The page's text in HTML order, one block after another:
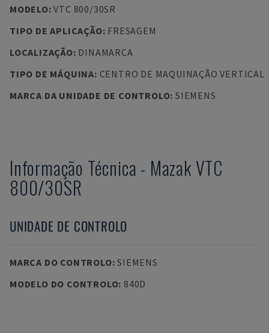
MODELO:VTC 800/30SR
TIPO DE APLICAÇÃO: FRESAGEM
LOCALIZAÇÃO: DINAMARCA
TIPO DE MÁQUINA: CENTRO DE MAQUINAÇÃO VERTICAL
MARCA DA UNIDADE DE CONTROLO: SIEMENS
Informação Técnica - Mazak VTC
800/30SR
UNIDADE DE CONTROLO
MARCA DO CONTROLO:SIEMENS
MODELO DO CONTROLO: 840D